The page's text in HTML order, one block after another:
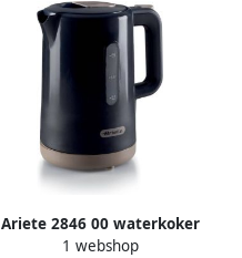
Ariete 2846 00 waterkoker
2200 Watt 1.7 liter inhoud
1 webshop